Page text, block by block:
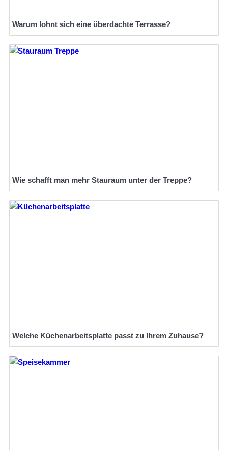
Warum lohnt sich eine überdachte Terrasse?
Wie schafft man mehr Stauraum unter der Treppe?
Welche Küchenarbeitsplatte passt zu Ihrem Zuhause?